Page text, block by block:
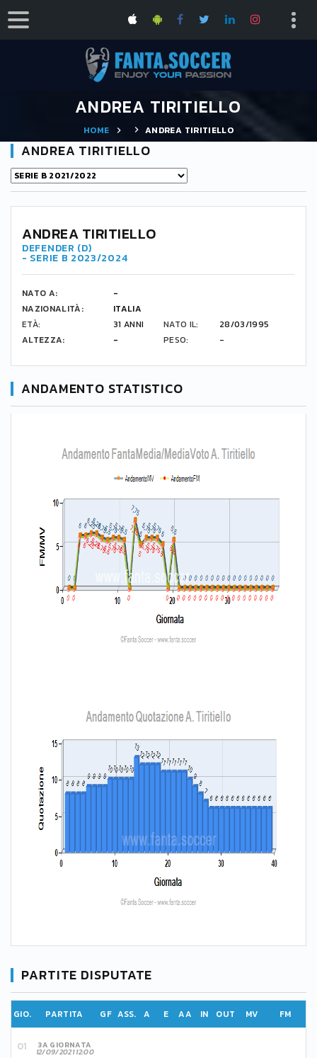
ANDREA TIRITIELLO
HOME ANDREA TIRITIELLO
ANDREA TIRITIELLO
ANDREA TIRITIELLO
DEFENDER (D)
- SERIE B 2023/2024
NATO A:
-
NAZIONALITÀ:
ITALIA
ETÀ:
31 ANNI NATO IL:
28/03/1995
ALTEZZA:
- PESO: -
ANDAMENTO STATISTICO
PARTITE DISPUTATE
GIO. PARTITA GF ASS. A E AA IN OUT MV FM
3A GIORNATA
12/09/2021 12:00